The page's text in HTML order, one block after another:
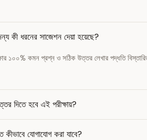
কী ধরনের সাজেশন দেয়া হয়েছে?
১০০% কমন প্রশ্ন ও সঠিক উত্তর লেখার পদ্ধতি
দিতে হবে এই পরীক্ষায়?
কীভাবে যোগাযোগ করা যাবে?